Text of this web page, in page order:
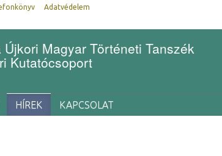
Adatvédelem
Magyar Történeti Tanszék
Kutatócsoport
HÍREK KAPCSOLAT